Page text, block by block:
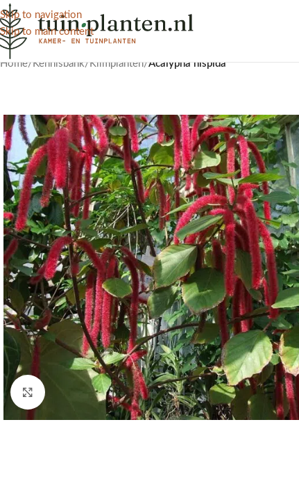
Skip to navigation
Skip to main content
Home/Kennisbank/Klimplanten/Acalypha hispida
Click to enlarge